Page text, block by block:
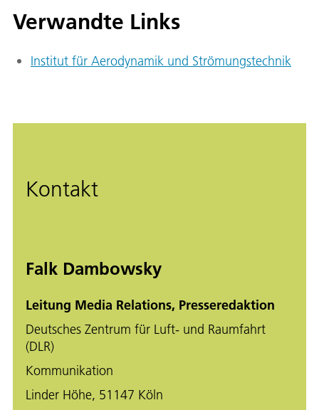
Verwandte Links
Institut für Aerodynamik und Strömungstechnik
Kontakt
Falk Dambowsky
Leitung Media Relations, Presseredaktion
Deutsches Zentrum für Luft- und Raumfahrt
(DLR)
Kommunikation
Linder Höhe, 51147 Köln